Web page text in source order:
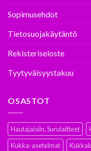
Sopimusehdot
Tietosuojakäytäntö
Rekisteriseloste
Tyytyväisyystakuu
OSASTOT
Hautajaisiin, Surulaitteet
Kukka-asetelmat